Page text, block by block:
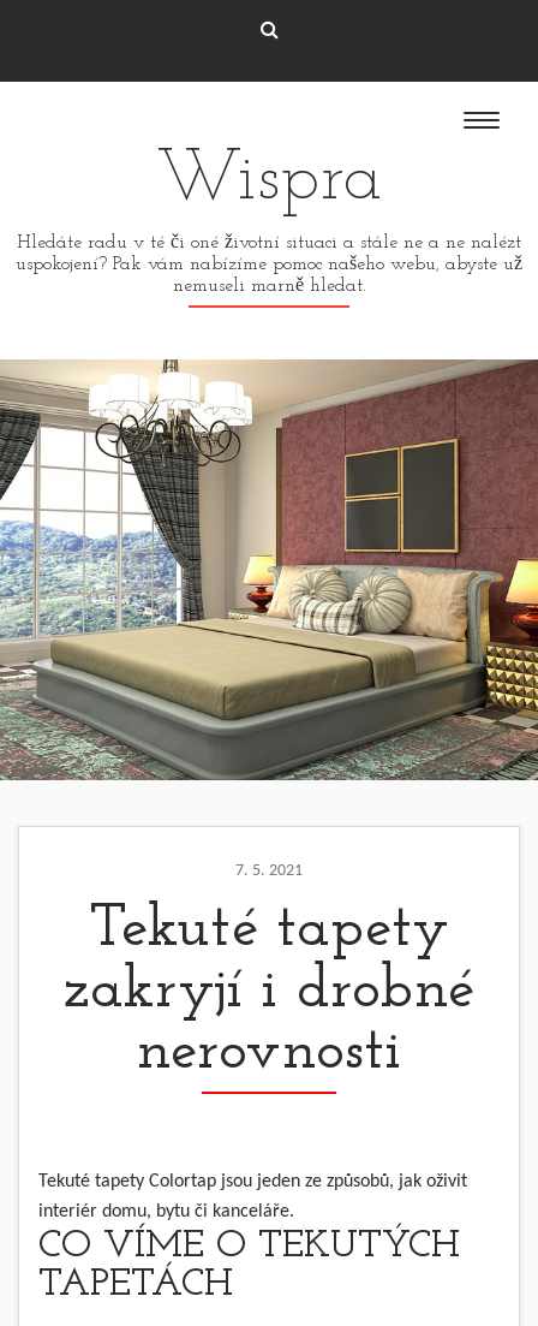
Wispra
Hledáte radu v té či oné životní situaci a stále ne a ne nalézt
uspokojení? Pak vám nabízíme pomoc našeho webu, abyste už
nemuseli marně hledat.
7. 5. 2021
Tekuté tapety
zakryjí i drobné
nerovnosti
Tekuté tapety Colortap jsou jeden ze způsobů, jak oživit
interiér domu, bytu či kanceláře.
CO VÍME O TEKUTÝCH
TAPETÁCH